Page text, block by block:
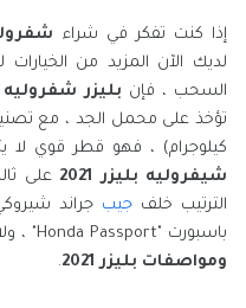
إذا كنت تفكر في شراء
لديك الآن المزيد من
السحب ، فإن بليزر شفروليه 2021
كيلوجرام) ، فهو قطر قوي لا
شيفروليه بليزر 2021
على
الترتيب خلف جيب جراند
باسبورت "Honda Passport" ، ولا حقا سيتم نشر تقرير كامل عن
ومواصفات بليزر 2021
.